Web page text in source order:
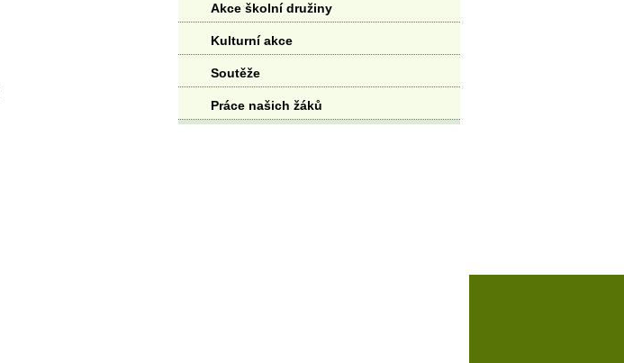
Akce školní družiny
Kulturní akce
Soutěže
Práce našich žáků